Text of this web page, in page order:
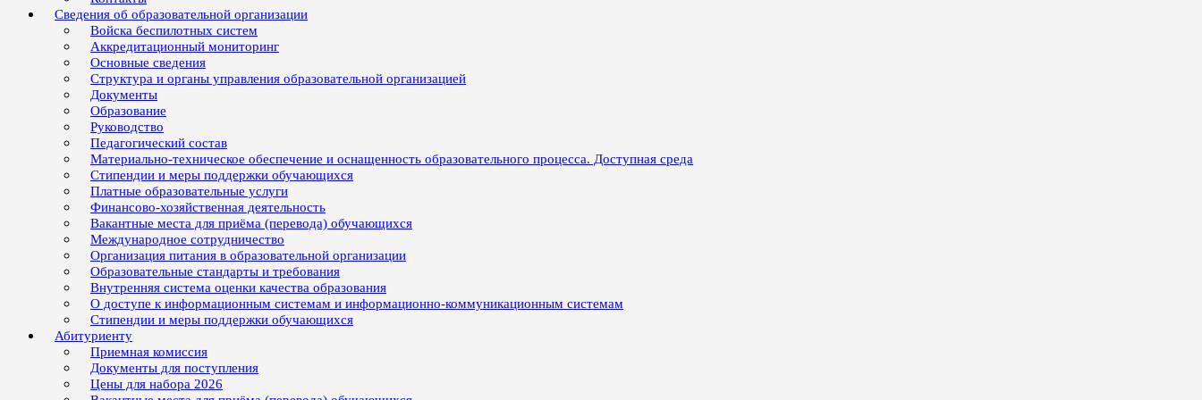
Сведения об образовательной организации
Войска беспилотных систем
Аккредитационный мониторинг
Основные сведения
Структура и органы управления образовательной организацией
Документы
Образование
Руководство
Педагогический состав
Материально-техническое обеспечение и оснащенность образовательного процесса. Доступная среда
Стипендии и меры поддержки обучающихся
Платные образовательные услуги
Финансово-хозяйственная деятельность
Вакантные места для приёма (перевода) обучающихся
Международное сотрудничество
Организация питания в образовательной организации
Образовательные стандарты и требования
Внутренняя система оценки качества образования
О доступе к информационным системам и информационно-коммуникационным системам
Стипендии и меры поддержки обучающихся
Абитуриенту
Приемная комиссия
Документы для поступления
Цены для набора 2026